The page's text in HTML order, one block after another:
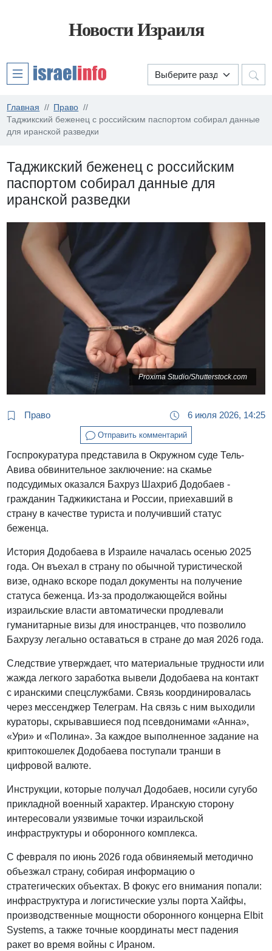
Новости Израиля
Главная
Право
Таджикский беженец с российским паспортом собирал данные
для иранской разведки
Таджикский беженец с российским
паспортом собирал данные для
иранской разведки
Proxima Studio/Shutterstock.com
Право 6 июля 2026, 14:25
Отправить комментарий
Госпрокуратура представила в Окружном суде Тель-
Авива обвинительное заключение: на скамье
подсудимых оказался Бахруз Шахриб Додобаев -
гражданин Таджикистана и России, приехавший в
страну в качестве туриста и получивший статус
беженца.
История Додобаева в Израиле началась осенью 2025
года. Он въехал в страну по обычной туристической
визе, однако вскоре подал документы на получение
статуса беженца. Из-за продолжающейся войны
израильские власти автоматически продлевали
гуманитарные визы для иностранцев, что позволило
Бахрузу легально оставаться в стране до мая 2026 года.
Следствие утверждает, что материальные трудности или
жажда легкого заработка вывели Додобаева на контакт
с иранскими спецслужбами. Связь координировалась
через мессенджер Телеграм. На связь с ним выходили
кураторы, скрывавшиеся под псевдонимами «Анна»,
«Ури» и «Полина». За каждое выполненное задание на
криптокошелек Додобаева поступали транши в
цифровой валюте.
Инструкции, которые получал Додобаев, носили сугубо
прикладной военный характер. Иранскую сторону
интересовали уязвимые точки израильской
инфраструктуры и оборонного комплекса.
С февраля по июнь 2026 года обвиняемый методично
объезжал страну, собирая информацию о
стратегических объектах. В фокус его внимания попали:
инфраструктура и логистические узлы порта Хайфы,
производственные мощности оборонного концерна Elbit
Systems, а также точные координаты мест падения
ракет во время войны с Ираном.